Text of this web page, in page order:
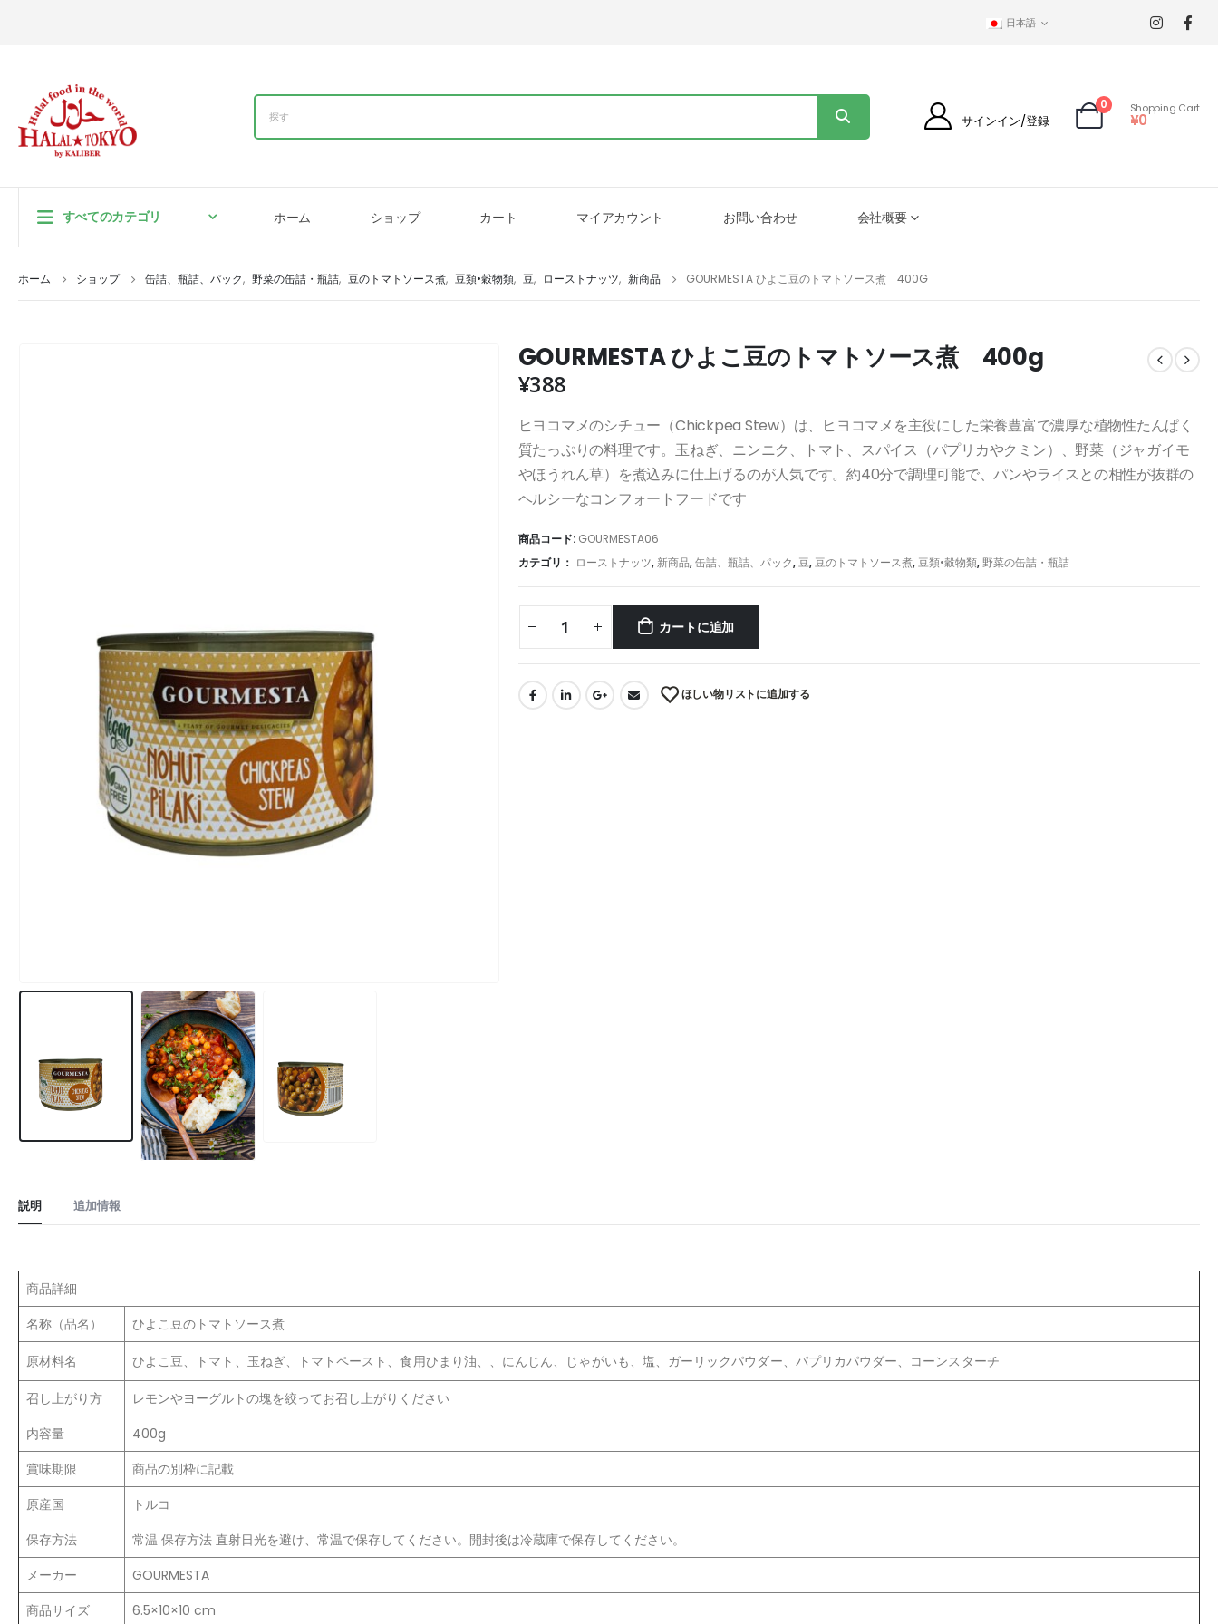
日本語
サインイン/登録
0 Shopping Cart
¥0
すべてのカテゴリ ホーム ショップ カート マイアカウント お問い合わせ 会社概要
ホーム ショップ 缶詰、瓶詰、パック, 野菜の缶詰・瓶詰, 豆のトマトソース煮, 豆類•穀物類, 豆, ローストナッツ, 新商品 GOURMESTA ひよこ豆のトマトソース煮 400G
GOURMESTA ひよこ豆のトマトソース煮 400g
¥388
ヒヨコマメのシチュー（Chickpea Stew）は、ヒヨコマメを主役にした栄養豊富で濃厚な植物性たんぱく
質たっぷりの料理です。玉ねぎ、ニンニク、トマト、スパイス（パプリカやクミン）、野菜（ジャガイモ
やほうれん草）を煮込みに仕上げるのが人気です。約40分で調理可能で、パンやライスとの相性が抜群の
ヘルシーなコンフォートフードです
商品コード: GOURMESTA06
カテゴリ： ローストナッツ, 新商品,缶詰、瓶詰、パック,豆,豆のトマトソース煮,豆類•穀物類, 野菜の缶詰・瓶詰
カートに追加
ほしい物リストに追加する
説明 追加情報
商品詳細
名称（品名）
ひよこ豆のトマトソース煮
原材料名 ひよこ豆、トマト、玉ねぎ、トマトペースト、食用ひまり油、、にんじん、じゃがいも、塩、ガーリックパウダー、パプリカパウダー、コーンスターチ
召し上がり方
レモンやヨーグルトの塊を絞ってお召し上がりください
内容量
400g
賞味期限
商品の別枠に記載
原産国
トルコ
保存方法
常温 保存方法 直射日光を避け、常温で保存してください。開封後は冷蔵庫で保存してください。
メーカー
‎GOURMESTA
商品サイズ
6.5×10×10 cm